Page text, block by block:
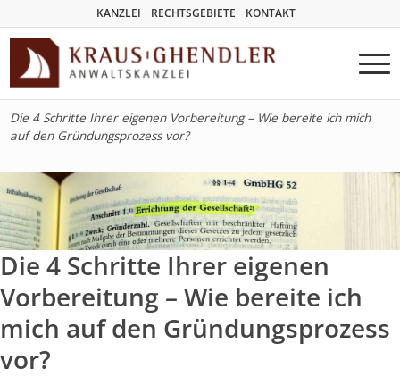
KANZLEI RECHTSGEBIETE KONTAKT
Die 4 Schritte Ihrer eigenen Vorbereitung – Wie bereite ich mich
auf den Gründungsprozess vor?
Die 4 Schritte Ihrer eigenen
Vorbereitung – Wie bereite ich
mich auf den Gründungsprozess
vor?